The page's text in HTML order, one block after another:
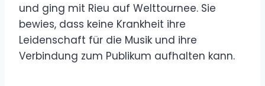
und ging mit Rieu auf Welttournee. Sie
bewies, dass keine Krankheit ihre
Leidenschaft für die Musik und ihre
Verbindung zum Publikum aufhalten kann.